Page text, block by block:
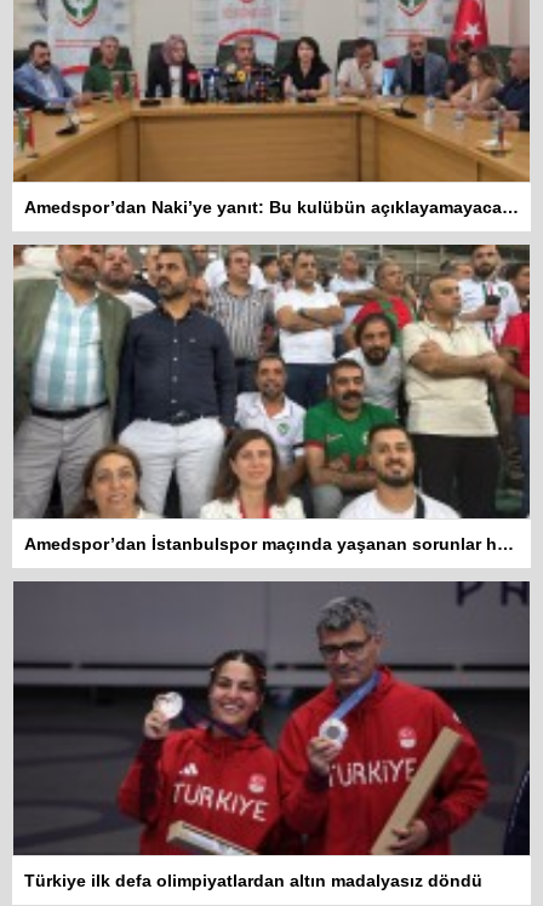
Amedspor’dan Naki’ye yanıt: Bu kulübün açıklayamayacağı hiçbir tasarrufu yoktur
Amedspor’dan İstanbulspor maçında yaşanan sorunlar hakkında açıklama
Türkiye ilk defa olimpiyatlardan altın madalyasız döndü